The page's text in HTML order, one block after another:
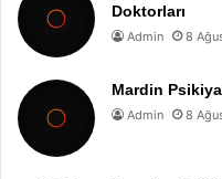
Doktorları
Admin 8
Mardin
Admin 8